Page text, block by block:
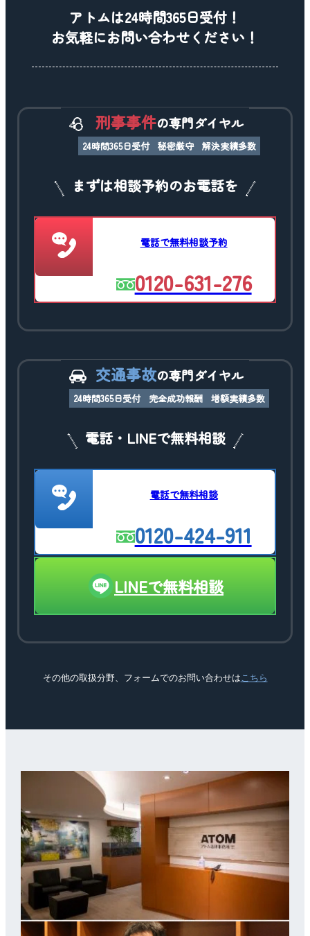
アトムは24時間365日受付！
お気軽にお問い合わせください！
刑事事件の専門ダイヤル
24時間365日受付 秘密厳守 解決実績多数
まずは相談予約のお電話を
電話で無料相談予約
0120-631-276
交通事故の専門ダイヤル
24時間365日受付 完全成功報酬 増額実績多数
電話・LINEで無料相談
電話で無料相談
0120-424-911
LINEで無料相談
その他の取扱分野、フォームでのお問い合わせは こちら